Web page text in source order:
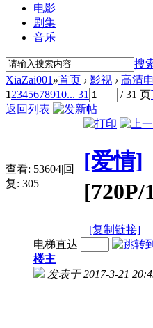
电影
剧集
音乐
搜
XiaZai001 »首页 › 影视 › 高清
12345678910... 31 / 31 页
返回列表
查看: 53604|回
复: 305
[爱情]
[复制链接]
电梯直达
楼主
发表于 2017-3-21